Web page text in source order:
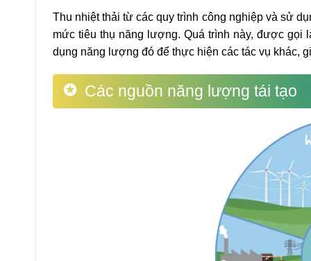
Thu nhiệt thải từ các quy trình công nghiệp và sử
mức tiêu thụ năng lượng. Quá trình này, được gọi
dụng năng lượng đó để thực hiện các tác vụ khác,
Các nguồn năng lượng tái tạo